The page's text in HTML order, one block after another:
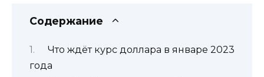
Содержание
Что ждёт курс доллара в январе 2023
года